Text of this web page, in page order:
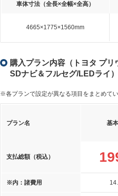
車体寸法（全長×全幅×全高）
4665×1775×1560mm
購入プラン内容（トヨタ プ
SDナビ＆フルセグ/LEDライ）
※各プランで設定が異なる項目をまとめて
プラン名 基
支払総額（税込）
※内：諸費用 14